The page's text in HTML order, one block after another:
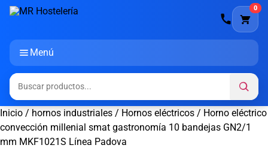
Menú
0
Inicio / hornos industriales / Hornos eléctricos / Horno eléctrico
convección millenial smat gastronomía 10 bandejas GN2/1
mm MKF1021S Línea Padova